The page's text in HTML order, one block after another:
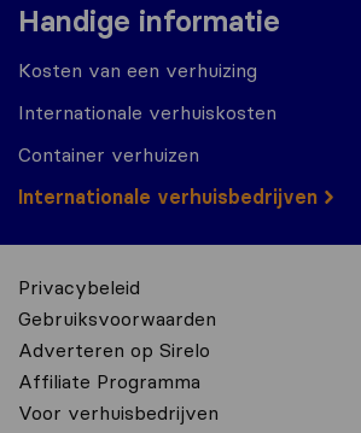
Handige informatie
Kosten van een verhuizing
Internationale verhuiskosten
Container verhuizen
Internationale verhuisbedrijven
Privacybeleid
Gebruiksvoorwaarden
Adverteren op Sirelo
Affiliate Programma
Voor verhuisbedrijven